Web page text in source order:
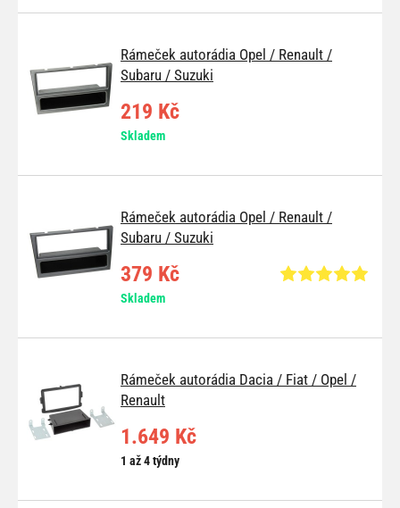
Rámeček autorádia Opel / Renault /
Subaru / Suzuki
219 Kč
Skladem
Rámeček autorádia Opel / Renault /
Subaru / Suzuki
379 Kč
Skladem
Rámeček autorádia Dacia / Fiat / Opel /
Renault
1.649 Kč
1 až 4 týdny